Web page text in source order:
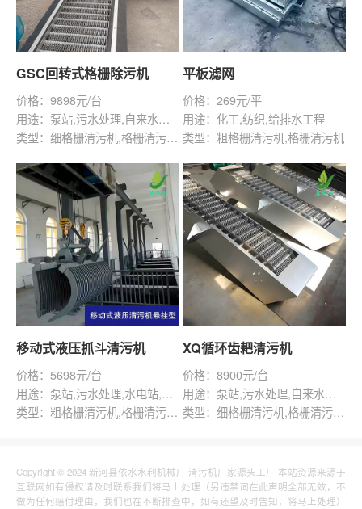
GSC回转式格栅除污机
价格：9898元/台
用途：泵站,污水处理,自来水厂,化工,纺织,给排水工程
类型：细格栅清污机,格栅清污机,回转式清污机
平板滤网
价格：269元/平
用途：化工,纺织,给排水工程
类型：粗格栅清污机,格栅清污机
移动式液压抓斗清污机
价格：5698元/台
用途：泵站,污水处理,水电站,自来水厂,渠道,水产养殖,化工,纺织,给排水工程
类型：粗格栅清污机,格栅清污机,移动式清污机
XQ循环齿耙清污机
价格：8900元/台
用途：泵站,污水处理,自来水厂,渠道,水产养殖,化工,纺织
类型：细格栅清污机,格栅清污机,回转式清污机
Copyright © 2024 新河县依水水利机械厂 清污机厂家源头工厂 本站资源来源于
互联网如有侵权请及时联系我们将马上处理（另违禁词在此声明全部无效，不
做为任何赔付理由，我们也在不断排查中，如有还望及时告知，将马上处理）